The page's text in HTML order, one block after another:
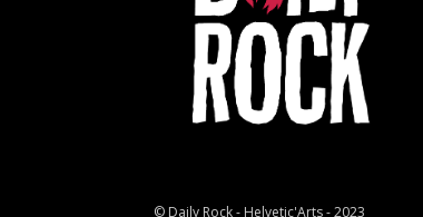
© Daily Rock - Helvetic'Arts - 2023